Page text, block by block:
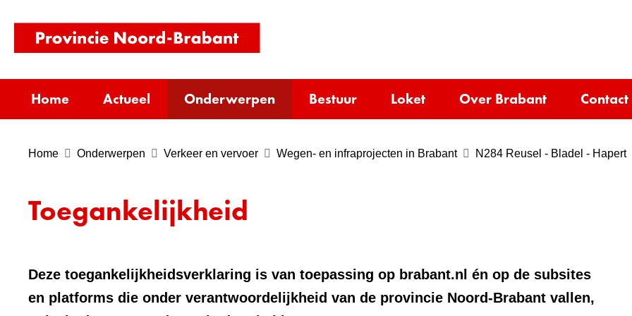
inhoud
homepage)
Home Actueel Onderwerpen Bestuur Loket Over Brabant Contact
Home Onderwerpen Verkeer en vervoer Wegen- en infraprojecten in Brabant N284 Reusel - Bladel - Hapert
Toegankelijkheid
Deze toegankelijkheidsverklaring is van toepassing op brabant.nl én op de subsites
en platforms die onder verantwoordelijkheid van de provincie Noord-Brabant vallen,